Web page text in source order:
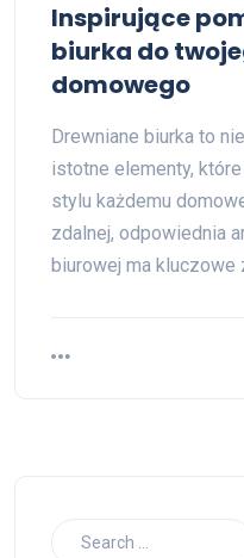
Inspirujące
biurka do
domowego
Drewniane biurka to
istotne elementy,
stylu każdemu
zdalnej, odpowiednia
biurowej ma kluczowe